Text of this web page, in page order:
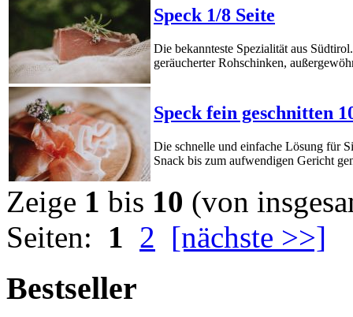
Speck 1/8 Seite
Die bekannteste Spezialität aus
geräucherter Rohschinken,
Speck fein geschnitten
Die schnelle und einfache Lösung für
Snack bis zum aufwendigen Gericht
Zeige 1 bis 10 (von
Seiten: 1 2 [nächste >>]
Bestseller